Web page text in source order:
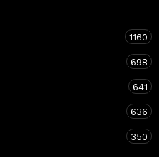
1160
698
641
636
350